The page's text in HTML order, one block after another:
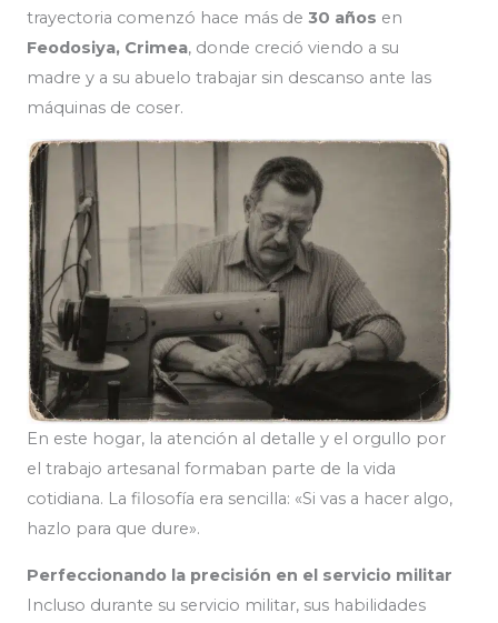
trayectoria comenzó hace más de 30 años en
Feodosiya, Crimea, donde creció viendo a su
madre y a su abuelo trabajar sin descanso ante las
máquinas de coser.
En este hogar, la atención al detalle y el orgullo por
el trabajo artesanal formaban parte de la vida
cotidiana. La filosofía era sencilla: «Si vas a hacer algo,
hazlo para que dure».
Perfeccionando la precisión en el servicio militar
Incluso durante su servicio militar, sus habilidades